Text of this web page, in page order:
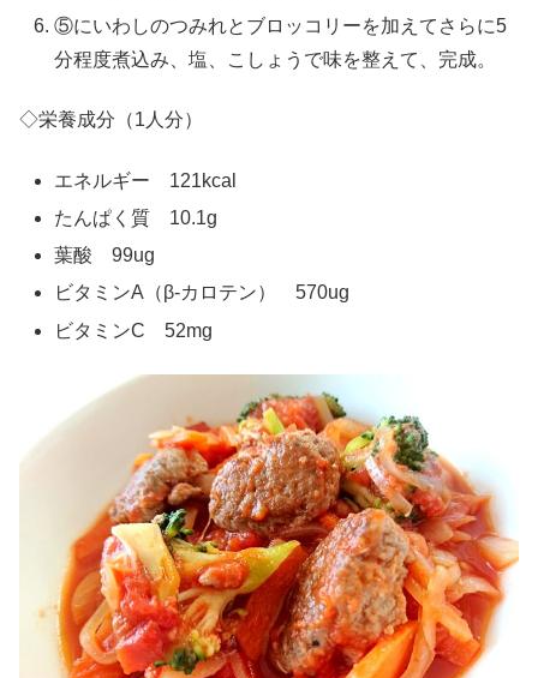
⑤にいわしのつみれとブロッコリーを加えてさらに5
分程度煮込み、塩、こしょうで味を整えて、完成。
◇栄養成分（1人分）
エネルギー 121kcal
たんぱく質 10.1g
葉酸 99ug
ビタミンA（β-カロテン） 570ug
ビタミンC 52mg